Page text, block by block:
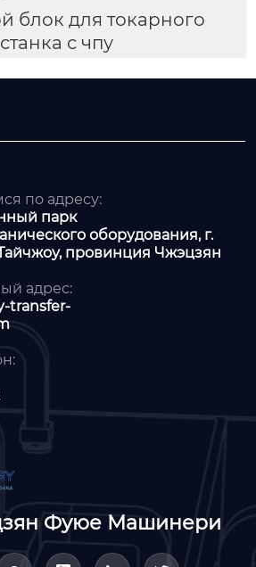
блок для токарного
станка с чпу
по адресу:
парк
оборудования, г.
провинция Чжэцзян
адрес:
transfer-
Фуюе Машинери